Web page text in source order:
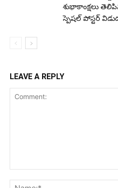
శుభాకాంక్షలు
స్పెషల్ పోస్టర్
LEAVE A REPLY